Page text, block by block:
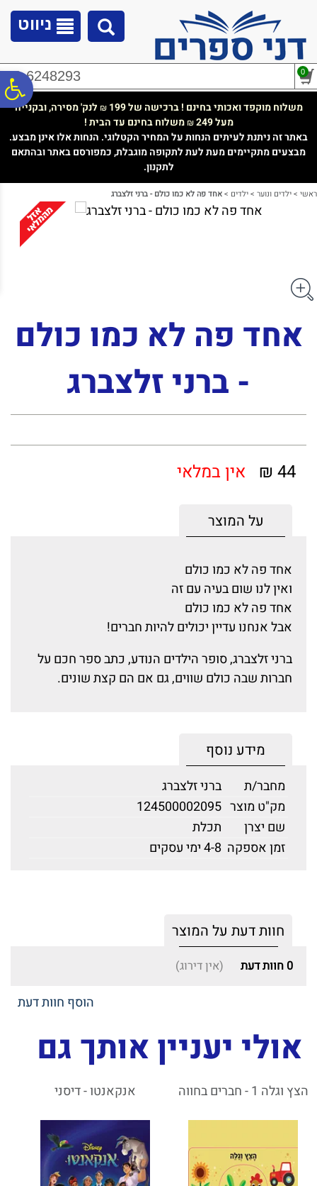
נגישות
ניווט
02-6248293 0
משלוח מוקפד ואכותי בחינם ! ברכישה של 199 ₪ לנק' מסירה, ובקנייה
מעל 249
₪משלוח בחינם עד הבית !
באתר זה ניתנת לעיתים הנחות על המחיר הקטלוגי. הנחות אלו אינן מבצע.
מבצעים מתקיימים מעת לעת לתקופה מוגבלת, כמפורסם באתר ובהתאם
לתקנון.
ראשי >ילדים ונוער >ילדים >אחד פה לא כמו כולם - ברני זלצברג
אחד פה לא כמו כולם
- ברני זלצברג
44 ₪ אין במלאי
על המוצר
אחד פה לא כמו כולם
ואין לנו שום בעיה עם זה
אחד פה לא כמו כולם
אבל אנחנו עדיין יכולים להיות חברים!
ברני זלצברג, סופר הילדים הנודע, כתב ספר חכם על
חברות שבה כולם שווים, גם אם הם קצת שונים.
מידע נוסף
מחבר/ת
ברני זלצברג
מק"ט מוצר 124500002095
שם יצרן
תכלת
זמן אספקה 4-8 ימי עסקים
חוות דעת על המוצר
0 חוות דעת (אין דירוג)
הוסף חוות דעת
אולי יעניין אותך גם
הצץ וגלה 1 - חברים בחווה אנקאנטו - דיסני